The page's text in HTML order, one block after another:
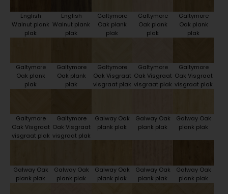
English
Walnut plank
plak
English
Walnut plank
plak
Galtymore
Oak plank
plak
Galtymore
Oak plank
plak
Galtymore
Oak plank
plak
Galtymore
Oak plank
plak
Galtymore
Oak plank
plak
Galtymore
Oak Visgraat
visgraat plak
Galtymore
Oak Visgraat
visgraat plak
Galtymore
Oak Visgraat
visgraat plak
Galtymore
Oak Visgraat
visgraat plak
Galtymore
Oak Visgraat
visgraat plak
Galway Oak
plank plak
Galway Oak
plank plak
Galway Oak
plank plak
Galway Oak
plank plak
Galway Oak
plank plak
Galway Oak
plank plak
Galway Oak
plank plak
Galway Oak
plank plak